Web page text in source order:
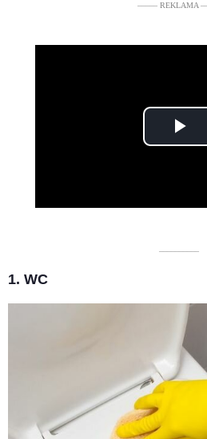
––––– REKLAMA
––––––––––
1. WC